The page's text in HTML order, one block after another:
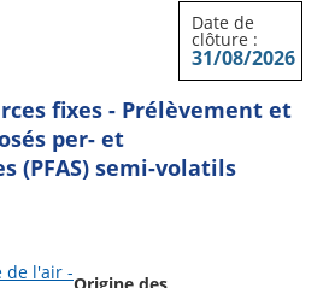
Date de
clôture :
31/08/2026
fixes - Prélèvement et
per- et
(PFAS) semi-volatils
de l'air -
Origine des